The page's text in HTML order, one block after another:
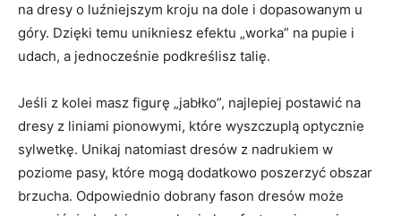
na dresy ​o luźniejszym kroju⁢ na dole i dopasowanym⁣ u
góry. Dzięki temu unikniesz efektu „worka” na pupie i
udach,⁣ a jednocześnie podkreślisz talię.
Jeśli‌ z kolei masz figurę „jabłko”, najlepiej​ postawić ⁤na
dresy z liniami pionowymi, które wyszczuplą‍ optycznie⁣
sylwetkę. Unikaj natomiast⁢ dresów⁢ z nadrukiem w
poziome ⁤pasy,​ które mogą dodatkowo⁣ poszerzyć obszar
brzucha. Odpowiednio dobrany fason⁤ dresów może